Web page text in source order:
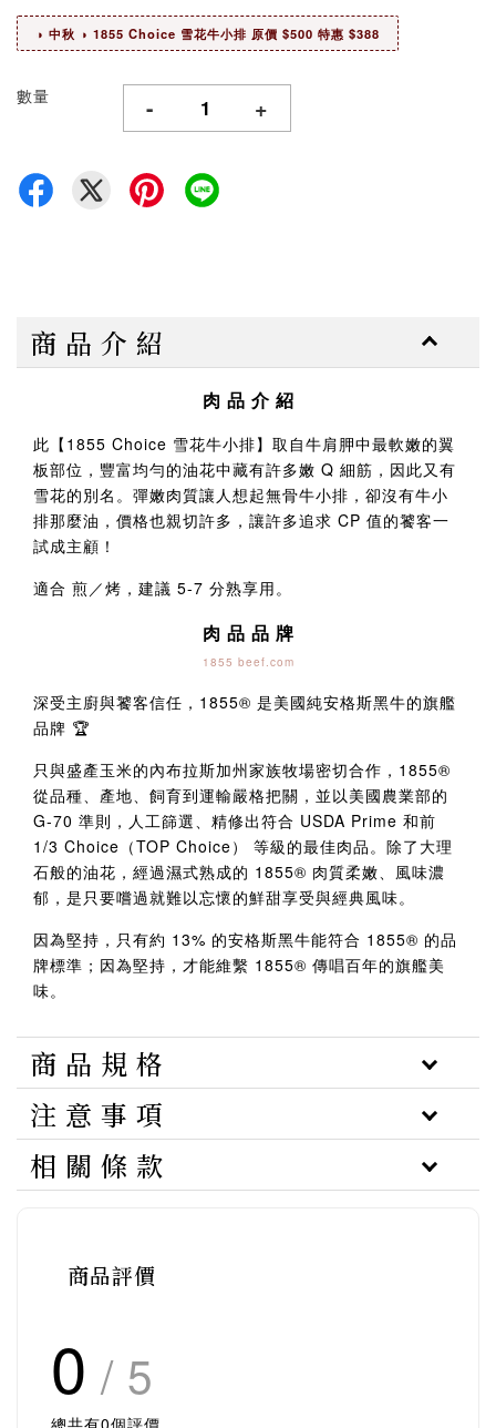
◑ 中秋 ◑ 1855 Choice 雪花牛小排 原價 $500 特惠 $388
數量 - +
商 品 介 紹
肉 品 介 紹
此【1855 Choice 雪花牛小排】取自牛肩胛中最軟嫩的翼
板部位，豐富均勻的油花中藏有許多嫩 Q 細筋，因此又有
雪花的別名。彈嫩肉質讓人想起無骨牛小排，卻沒有牛小
排那麼油，價格也親切許多，讓許多追求 CP 值的饕客一
試成主顧！
適合 煎／烤，建議 5-7 分熟享用。
肉 品 品 牌
1855 beef.com
深受主廚與饕客信任，1855® 是美國純安格斯黑牛的旗艦
品牌 🏆
只與盛產玉米的內布拉斯加州家族牧場密切合作，1855®
從品種、產地、飼育到運輸嚴格把關，並以美國農業部的
G-70 準則，人工篩選、精修出符合 USDA Prime 和前
1/3 Choice（TOP Choice） 等級的最佳肉品。除了大理
石般的油花，經過濕式熟成的 1855® 肉質柔嫩、風味濃
郁，是只要嚐過就難以忘懷的鮮甜享受與經典風味。
因為堅持，只有約 13% 的安格斯黑牛能符合 1855® 的品
牌標準；因為堅持，才能維繫 1855® 傳唱百年的旗艦美
味。
商 品 規 格
注 意 事 項
相 關 條 款
商品評價
0 / 5
總共有0個評價